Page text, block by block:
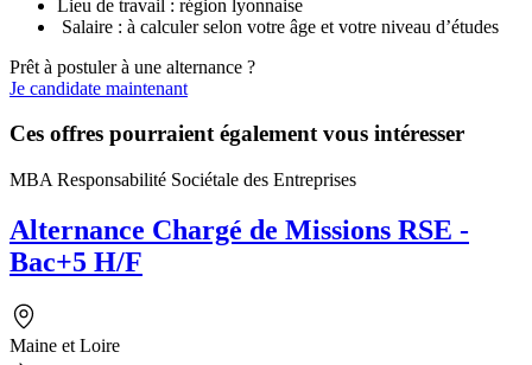
Lieu de travail : région lyonnaise
Salaire : à calculer selon votre âge et votre niveau d’études
Prêt à postuler à une alternance ?
Je candidate maintenant
Ces offres pourraient également vous intéresser
MBA Responsabilité Sociétale des Entreprises
Alternance Chargé de Missions RSE -
Bac+5 H/F
Maine et Loire